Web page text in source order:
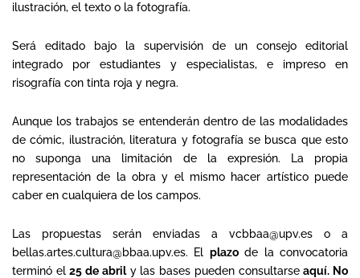
ilustración, el texto o la fotografía.
Será editado bajo la supervisión de un consejo editorial
integrado por estudiantes y especialistas, e impreso en
risografía con tinta roja y negra.
Aunque los trabajos se entenderán dentro de las modalidades
de cómic, ilustración, literatura y fotografía se busca que esto
no suponga una limitación de la expresión. La propia
representación de la obra y el mismo hacer artístico puede
caber en cualquiera de los campos.
Las propuestas serán enviadas a vcbbaa@upv.es o a
bellas.artes.cultura@bbaa.upv.es. El plazode la convocatoria
terminó el25 de abrily las bases pueden consultarseaquí. No